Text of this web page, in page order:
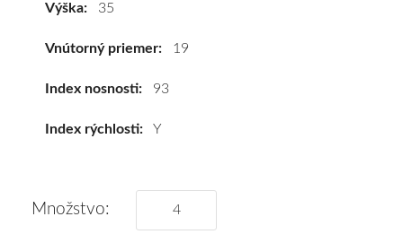
vám
obujeme
Výška: 35
Vnútorný priemer: 19
Index nosnosti: 93
Index rýchlosti: Y
Množstvo: